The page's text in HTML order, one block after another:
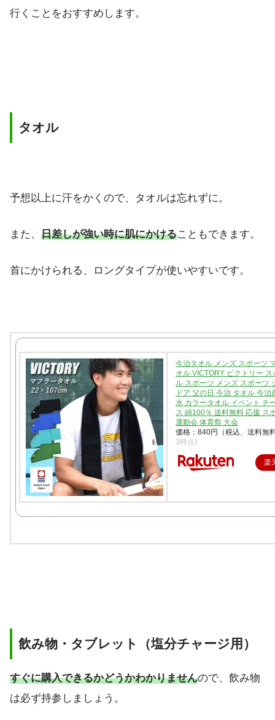
行くことをおすすめします。
タオル
予想以上に汗をかくので、タオルは忘れずに。
また、 日差しが強い時に肌にかけることもできます。
首にかけられる、ロングタイプが使いやすいです。
今治タオル メンズ スポーツ
オル VICTORY ビクトリー ス
ル スポーツ メンズ スポーツ
ドア 父の日 今治 タオル 今治
水 カラータオル イベント チ
ス 綿100％ 送料無料 応援 ス
運動会 体育祭 大会
価格：840円（税込、送料無
3時点)
楽
飲み物・タブレット（塩分チャージ用）
すぐに購入できるかどうかわかりませんので、飲み物
は必ず持参しましょう。